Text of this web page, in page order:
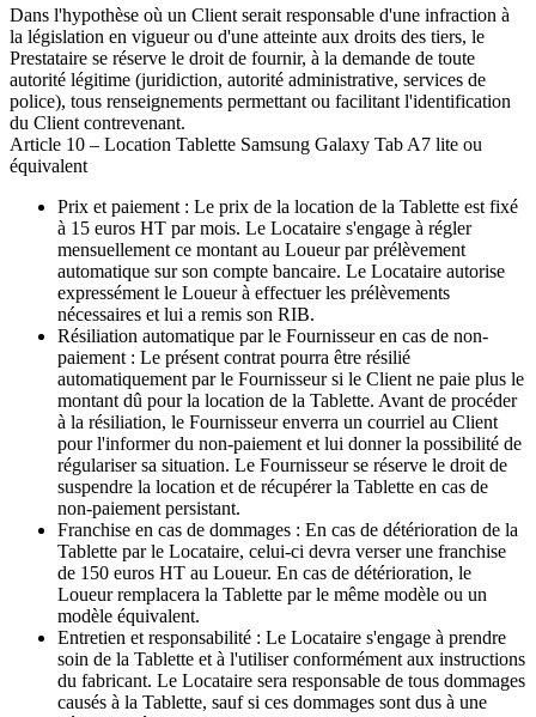
Dans l'hypothèse où un Client serait responsable d'une infraction à
la législation en vigueur ou d'une atteinte aux droits des tiers, le
Prestataire se réserve le droit de fournir, à la demande de toute
autorité légitime (juridiction, autorité administrative, services de
police), tous renseignements permettant ou facilitant l'identification
du Client contrevenant.
Article 10 – Location Tablette Samsung Galaxy Tab A7 lite ou
équivalent
Prix et paiement : Le prix de la location de la Tablette est fixé
à 15 euros HT par mois. Le Locataire s'engage à régler
mensuellement ce montant au Loueur par prélèvement
automatique sur son compte bancaire. Le Locataire autorise
expressément le Loueur à effectuer les prélèvements
nécessaires et lui a remis son RIB.
Résiliation automatique par le Fournisseur en cas de non-
paiement : Le présent contrat pourra être résilié
automatiquement par le Fournisseur si le Client ne paie plus le
montant dû pour la location de la Tablette. Avant de procéder
à la résiliation, le Fournisseur enverra un courriel au Client
pour l'informer du non-paiement et lui donner la possibilité de
régulariser sa situation. Le Fournisseur se réserve le droit de
suspendre la location et de récupérer la Tablette en cas de
non-paiement persistant.
Franchise en cas de dommages : En cas de détérioration de la
Tablette par le Locataire, celui-ci devra verser une franchise
de 150 euros HT au Loueur. En cas de détérioration, le
Loueur remplacera la Tablette par le même modèle ou un
modèle équivalent.
Entretien et responsabilité : Le Locataire s'engage à prendre
soin de la Tablette et à l'utiliser conformément aux instructions
du fabricant. Le Locataire sera responsable de tous dommages
causés à la Tablette, sauf si ces dommages sont dus à une